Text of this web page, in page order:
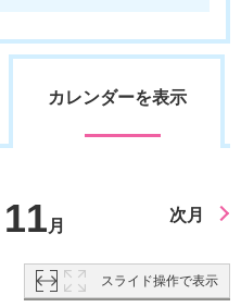
カレンダーを表示
11 月
次月
スライド操作で表示